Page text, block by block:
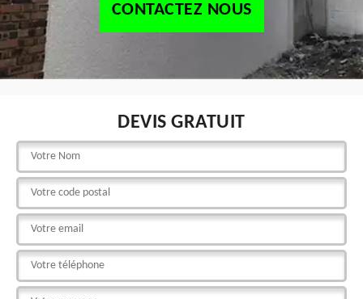
CONTACTEZ NOUS
DEVIS GRATUIT